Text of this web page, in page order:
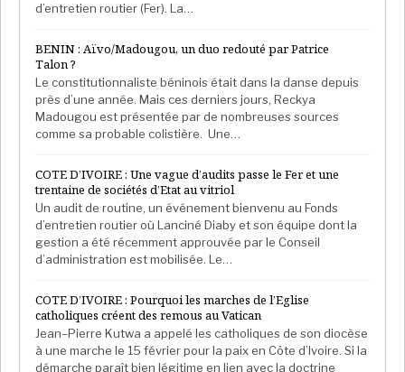
explique Vasco King, de l’organisation locale
Loi du silence
Le Cabo Delgado se trouve à près de 3 000 km de
Maputo, la capitale du Mozambique. Cette province
rares, gaz) reste aussi la plus pauvre du pays. La
région est aussi le théâtre de nombreux trafics :
drogue, ivoire, animaux tropicaux, essences de bois,
qui prospèrent dans un contexte d’absence notable
province subit aussi la violence d’un groupe armé
islamiste, les shebabs.
À lire aussi Mozambique Exposed: dans le Cabo
d’entretien routier (Fer). La…
BENIN : Aïvo/Madougou, un duo redouté par Patrice
Talon ?
Le constitutionnaliste béninois était dans la danse depuis
près d’une année. Mais ces derniers jours, Reckya
Madougou est présentée par de nombreuses sources
comme sa probable colistière. Une…
COTE D’IVOIRE : Une vague d’audits passe le Fer et une
trentaine de sociétés d’Etat au vitriol
Un audit de routine, un événement bienvenu au Fonds
d’entretien routier où Lanciné Diaby et son équipe dont la
gestion a été récemment approuvée par le Conseil
d’administration est mobilisée. Le…
COTE D’IVOIRE : Pourquoi les marches de l’Eglise
catholiques créent des remous au Vatican
Jean–Pierre Kutwa a appelé les catholiques de son diocèse
à une marche le 15 février pour la paix en Côte d’Ivoire. Si la
démarche paraît bien légitime en lien avec la doctrine